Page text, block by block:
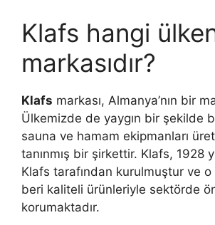
Klafs hangi
markasıdır?
Klafs markası, Almanya’nın bir
Ülkemizde de yaygın bir şekilde
sauna ve hamam ekipmanları
tanınmış bir şirkettir. Klafs, 1928
Klafs tarafından kurulmuştur ve
beri kaliteli ürünleriyle sektörde
korumaktadır.